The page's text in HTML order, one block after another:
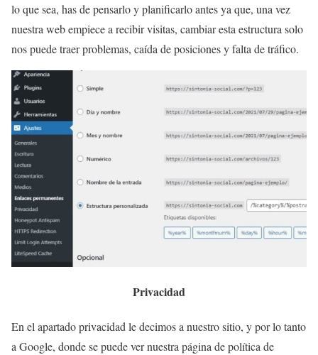
lo que sea, has de pensarlo y planificarlo antes ya que, una vez
nuestra web empiece a recibir visitas, cambiar esta estructura solo
nos puede traer problemas, caída de posiciones y falta de tráfico.
Privacidad
En el apartado privacidad le decimos a nuestro sitio, y por lo tanto
a Google, donde se puede ver nuestra página de política de